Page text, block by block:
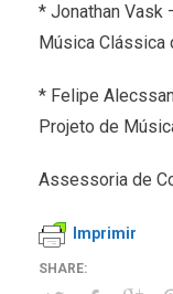
* Jonathan Vask
Música Clássica
* Felipe
Projeto de
Assessoria de
Imprimir